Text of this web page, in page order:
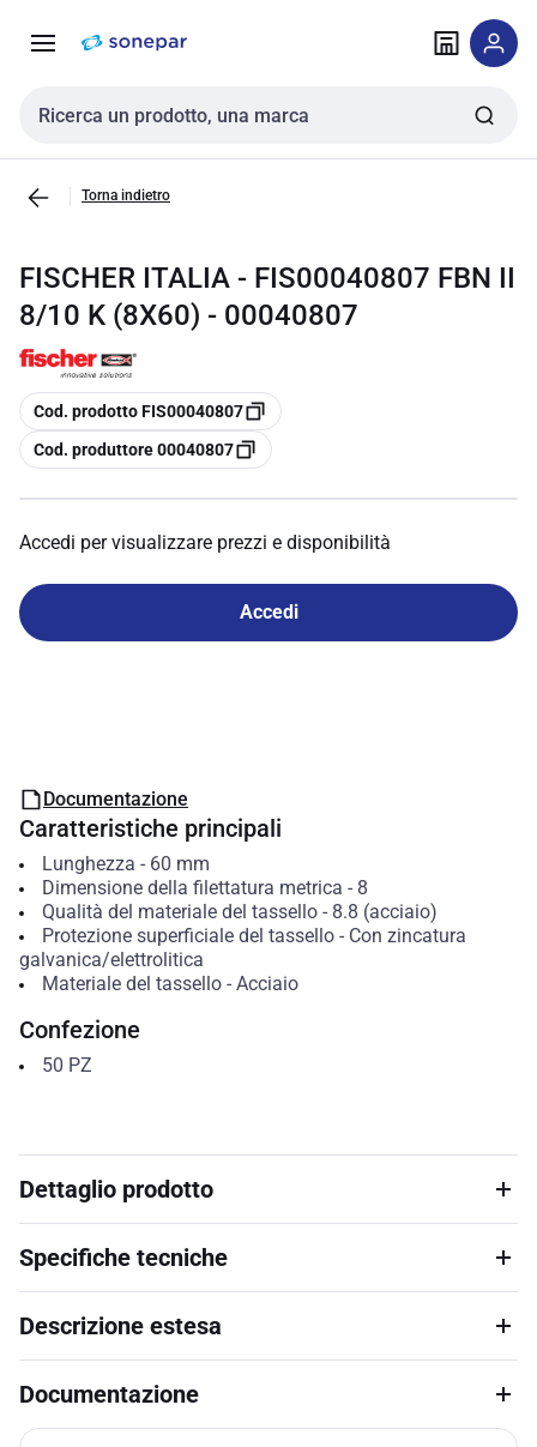
navigazione alla
Cerca input
Torna indietro
FISCHER ITALIA - FIS00040807 FBN II
8/10 K (8X60) - 00040807
copia
Cod. prodotto FIS00040807
copia
Cod. produttore 00040807
Accedi per visualizzare prezzi e disponibilità
Accedi
Documentazione
Caratteristiche principali
Lunghezza - 60 mm
Dimensione della filettatura metrica - 8
Qualità del materiale del tassello- 8.8 (acciaio)
Protezione superficiale del tassello- Con zincatura
galvanica/elettrolitica
Materiale del tassello- Acciaio
Confezione
50 PZ
Dettaglio prodotto
Specifiche tecniche
Descrizione estesa
Documentazione